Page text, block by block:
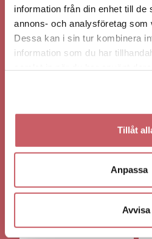
information från din enhet till de
annons- och analysföretag som
Dessa kan i sin tur kombinera
information som du har
Tillåt
Anpassa
Avvisa
HÄNDELSER SOM
INTRESSERA DIG?